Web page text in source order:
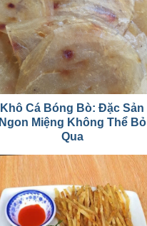
Khô Cá Bóng Bò: Đặc Sản
Ngon Miệng Không Thể Bỏ
Qua